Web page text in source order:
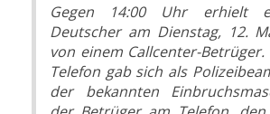
Gegen 14:00 Uhr erhielt
Deutscher am Dienstag, 12.
von einem Callcenter-
Telefon gab sich als
der bekannten